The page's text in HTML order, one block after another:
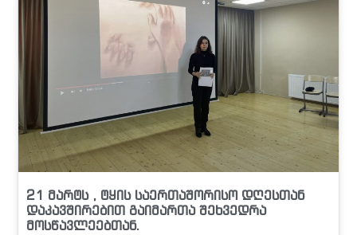
21 მარტს , ტყის საერთაშორისო დღესთან
დაკავშირებით გაიმართა შეხვედრა
მოსწავლეებთან.